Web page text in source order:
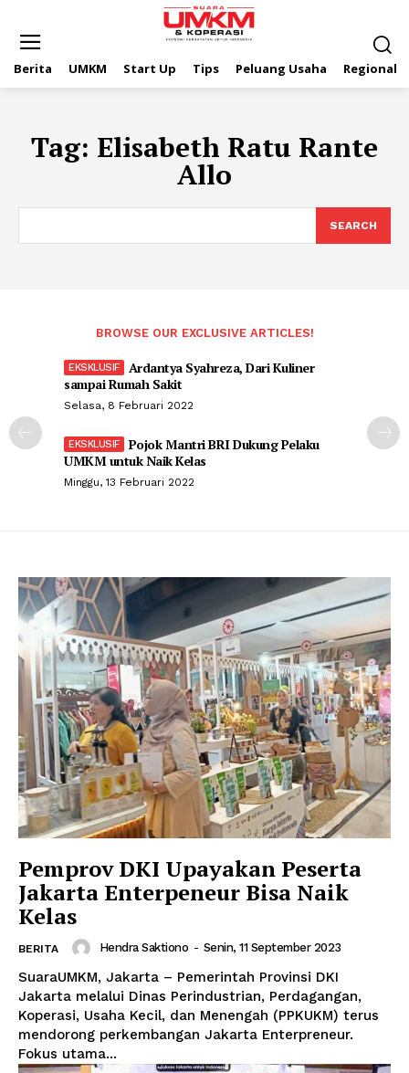
Berita UMKM Start Up Tips Peluang Usaha Regional
Tag: Elisabeth Ratu Rante
Allo
SEARCH
BROWSE OUR EXCLUSIVE ARTICLES!
Ardantya Syahreza, Dari Kuliner
sampai Rumah Sakit
Selasa, 8 Februari 2022
Pojok Mantri BRI Dukung Pelaku
UMKM untuk Naik Kelas
Minggu, 13 Februari 2022
Pemprov DKI Upayakan Peserta
Jakarta Enterpeneur Bisa Naik
Kelas
BERITA Hendra Saktiono - Senin, 11 September 2023
SuaraUMKM, Jakarta – Pemerintah Provinsi DKI
Jakarta melalui Dinas Perindustrian, Perdagangan,
Koperasi, Usaha Kecil, dan Menengah (PPKUKM) terus
mendorong perkembangan Jakarta Enterpreneur.
Fokus utama...